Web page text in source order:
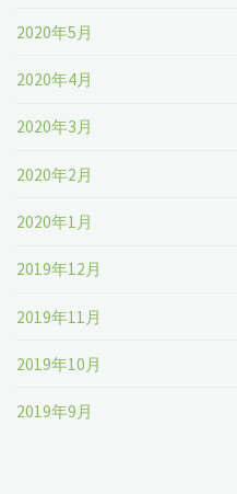
2020年5月
2020年4月
2020年3月
2020年2月
2020年1月
2019年12月
2019年11月
2019年10月
2019年9月